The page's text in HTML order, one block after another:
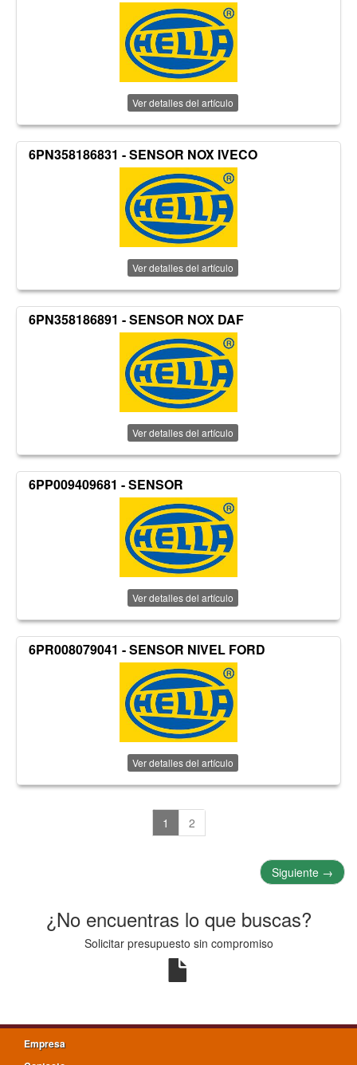
Ver detalles del artículo
6PN358186831 - SENSOR NOX IVECO
Ver detalles del artículo
6PN358186891 - SENSOR NOX DAF
Ver detalles del artículo
6PP009409681 - SENSOR
Ver detalles del artículo
6PR008079041 - SENSOR NIVEL FORD
Ver detalles del artículo
1 2
Siguiente →
¿No encuentras lo que buscas?
Solicitar presupuesto sin compromiso
Empresa